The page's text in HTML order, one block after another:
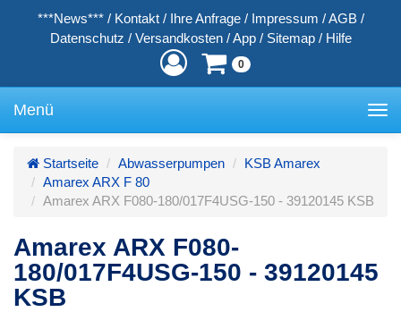
***News*** / Kontakt / Ihre Anfrage / Impressum / AGB /
Datenschutz / Versandkosten / App / Sitemap / Hilfe
0
Menü
Startseite Abwasserpumpen
KSB Amarex
Amarex ARX F 80
Amarex ARX F080-180/017F4USG-150 - 39120145 KSB
Amarex ARX F080-
180/017F4USG-150 - 39120145
KSB